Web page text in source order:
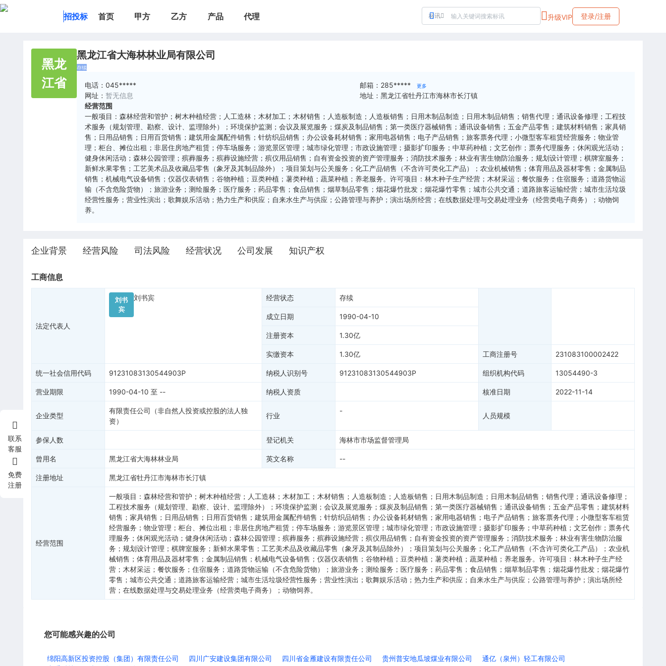
招投标 首页 甲方 乙方 产品 代理 标讯 升级VIP 登录/注册
黑龙
江省
黑龙江省大海林林业局有限公司
存续
电话：045***** 邮箱： 285***** 更多
网址：暂无信息 地址：黑龙江省牡丹江市海林市长汀镇
经营范围
一般项目：森林经营和管护；树木种植经营；人工造林；木材加工；木材销售；人造板制造；人造板销售；日用木制品制造；日用木制品销售；销售代理；通讯设备修理；工程技
术服务（规划管理、勘察、设计、监理除外）；环境保护监测；会议及展览服务；煤炭及制品销售；第一类医疗器械销售；通讯设备销售；五金产品零售；建筑材料销售；家具销
售；日用品销售；日用百货销售；建筑用金属配件销售；针纺织品销售；办公设备耗材销售；家用电器销售；电子产品销售；旅客票务代理；小微型客车租赁经营服务；物业管
理；柜台、摊位出租；非居住房地产租赁；停车场服务；游览景区管理；城市绿化管理；市政设施管理；摄影扩印服务；中草药种植；文艺创作；票务代理服务；休闲观光活动；
健身休闲活动；森林公园管理；殡葬服务；殡葬设施经营；殡仪用品销售；自有资金投资的资产管理服务；消防技术服务；林业有害生物防治服务；规划设计管理；棋牌室服务；
新鲜水果零售；工艺美术品及收藏品零售（象牙及其制品除外）；项目策划与公关服务；化工产品销售（不含许可类化工产品）；农业机械销售；体育用品及器材零售；金属制品
销售；机械电气设备销售；仪器仪表销售；谷物种植；豆类种植；薯类种植；蔬菜种植；养老服务。许可项目：林木种子生产经营；木材采运；餐饮服务；住宿服务；道路货物运
输（不含危险货物）；旅游业务；测绘服务；医疗服务；药品零售；食品销售；烟草制品零售；烟花爆竹批发；烟花爆竹零售；城市公共交通；道路旅客运输经营；城市生活垃圾
经营性服务；营业性演出；歌舞娱乐活动；热力生产和供应；自来水生产与供应；公路管理与养护；演出场所经营；在线数据处理与交易处理业务（经营类电子商务）；动物饲
养。
企业背景 经营风险 司法风险 经营状况 公司发展 知识产权
工商信息
法定代表人
刘书
宾
刘书宾 经营状态 存续
成立日期 1990-04-10
注册资本 1.30亿
实缴资本 1.30亿 工商注册号 231083100002422
统一社会信用代码 91231083130544903P 纳税人识别号 91231083130544903P 组织机构代码 13054490-3
营业期限 1990-04-10 至 -- 纳税人资质 核准日期 2022-11-14
企业类型
有限责任公司（非自然人投资或控股的法人独
资）
行业
-
人员规模
参保人数 登记机关 海林市市场监督管理局
曾用名 黑龙江省大海林林业局 英文名称 --
注册地址 黑龙江省牡丹江市海林市长汀镇
经营范围
一般项目：森林经营和管护；树木种植经营；人工造林；木材加工；木材销售；人造板制造；人造板销售；日用木制品制造；日用木制品销售；销售代理；通讯设备修理；
工程技术服务（规划管理、勘察、设计、监理除外）；环境保护监测；会议及展览服务；煤炭及制品销售；第一类医疗器械销售；通讯设备销售；五金产品零售；建筑材料
销售；家具销售；日用品销售；日用百货销售；建筑用金属配件销售；针纺织品销售；办公设备耗材销售；家用电器销售；电子产品销售；旅客票务代理；小微型客车租赁
经营服务；物业管理；柜台、摊位出租；非居住房地产租赁；停车场服务；游览景区管理；城市绿化管理；市政设施管理；摄影扩印服务；中草药种植；文艺创作；票务代
理服务；休闲观光活动；健身休闲活动；森林公园管理；殡葬服务；殡葬设施经营；殡仪用品销售；自有资金投资的资产管理服务；消防技术服务；林业有害生物防治服
务；规划设计管理；棋牌室服务；新鲜水果零售；工艺美术品及收藏品零售（象牙及其制品除外）；项目策划与公关服务；化工产品销售（不含许可类化工产品）；农业机
械销售；体育用品及器材零售；金属制品销售；机械电气设备销售；仪器仪表销售；谷物种植；豆类种植；薯类种植；蔬菜种植；养老服务。许可项目：林木种子生产经
营；木材采运；餐饮服务；住宿服务；道路货物运输（不含危险货物）；旅游业务；测绘服务；医疗服务；药品零售；食品销售；烟草制品零售；烟花爆竹批发；烟花爆竹
零售；城市公共交通；道路旅客运输经营；城市生活垃圾经营性服务；营业性演出；歌舞娱乐活动；热力生产和供应；自来水生产与供应；公路管理与养护；演出场所经
营；在线数据处理与交易处理业务（经营类电子商务）；动物饲养。
您可能感兴趣的公司
绵阳高新区投资控股（集团）有限责任公司 四川广安建设集团有限公司 四川省金雁建设有限责任公司 贵州普安地瓜坡煤业有限公司
通亿（泉州）轻工有限公司
联系
客服
免费
注册